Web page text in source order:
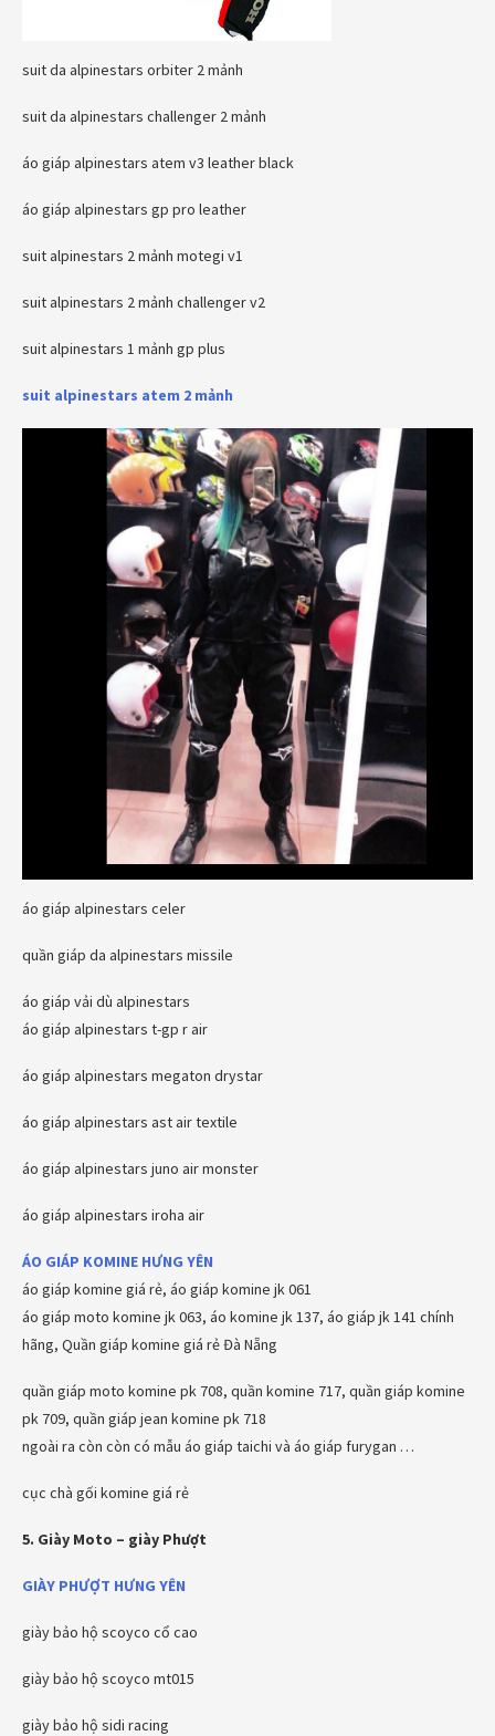
suit da alpinestars orbiter 2 mảnh
suit da alpinestars challenger 2 mảnh
áo giáp alpinestars atem v3 leather black
áo giáp alpinestars gp pro leather
suit alpinestars 2 mảnh motegi v1
suit alpinestars 2 mảnh challenger v2
suit alpinestars 1 mảnh gp plus
suit alpinestars atem 2 mảnh
áo giáp alpinestars celer
quần giáp da alpinestars missile
áo giáp vải dù alpinestars
áo giáp alpinestars t-gp r air
áo giáp alpinestars megaton drystar
áo giáp alpinestars ast air textile
áo giáp alpinestars juno air monster
áo giáp alpinestars iroha air
ÁO GIÁP KOMINE HƯNG YÊN
áo giáp komine giá rẻ, áo giáp komine jk 061
áo giáp moto komine jk 063, áo komine jk 137, áo giáp jk 141 chính
hãng, Quần giáp komine giá rẻ Đà Nẵng
quần giáp moto komine pk 708, quần komine 717, quần giáp komine
pk 709, quần giáp jean komine pk 718
ngoài ra còn còn có mẫu áo giáp taichi và áo giáp furygan …
cục chà gối komine giá rẻ
5. Giày Moto – giày Phượt
GIÀY PHƯỢT HƯNG YÊN
giày bảo hộ scoyco cổ cao
giày bảo hộ scoyco mt015
giày bảo hộ sidi racing